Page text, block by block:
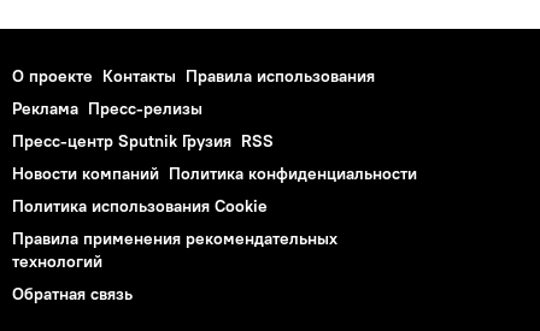
О проекте Контакты Правила использования
Реклама Пресс-релизы
Пресс-центр Sputnik Грузия RSS
Новости компаний Политика конфиденциальности
Политика использования Cookie
Правила применения рекомендательных
технологий
Обратная связь